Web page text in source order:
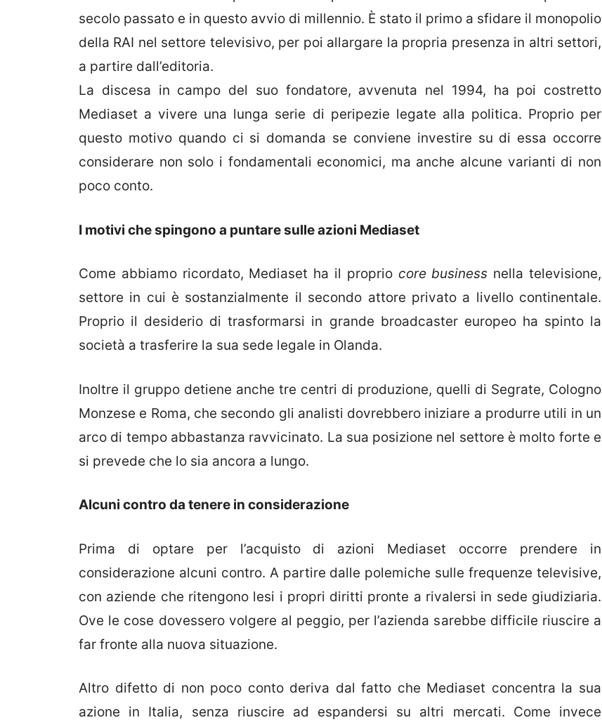
secolo passato e in questo avvio di millennio. È stato il primo a sfidare il monopolio
della RAI nel settore televisivo, per poi allargare la propria presenza in altri settori,
a partire dall’editoria.
La discesa in campo del suo fondatore, avvenuta nel 1994, ha poi costretto
Mediaset a vivere una lunga serie di peripezie legate alla politica. Proprio per
questo motivo quando ci si domanda se conviene investire su di essa occorre
considerare non solo i fondamentali economici, ma anche alcune varianti di non
poco conto.
I motivi che spingono a puntare sulle azioni Mediaset
Come abbiamo ricordato, Mediaset ha il proprio core business nella televisione,
settore in cui è sostanzialmente il secondo attore privato a livello continentale.
Proprio il desiderio di trasformarsi in grande broadcaster europeo ha spinto la
società a trasferire la sua sede legale in Olanda.
Inoltre il gruppo detiene anche tre centri di produzione, quelli di Segrate, Cologno
Monzese e Roma, che secondo gli analisti dovrebbero iniziare a produrre utili in un
arco di tempo abbastanza ravvicinato. La sua posizione nel settore è molto forte e
si prevede che lo sia ancora a lungo.
Alcuni contro da tenere in considerazione
Prima di optare per l’acquisto di azioni Mediaset occorre prendere in
considerazione alcuni contro. A partire dalle polemiche sulle frequenze televisive,
con aziende che ritengono lesi i propri diritti pronte a rivalersi in sede giudiziaria.
Ove le cose dovessero volgere al peggio, per l’azienda sarebbe difficile riuscire a
far fronte alla nuova situazione.
Altro difetto di non poco conto deriva dal fatto che Mediaset concentra la sua
azione in Italia, senza riuscire ad espandersi su altri mercati. Come invece